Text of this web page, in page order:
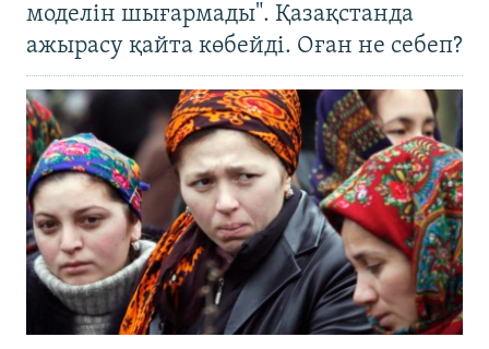
моделін шығармады". Қазақстанда
ажырасу қайта көбейді. Оған не себеп?